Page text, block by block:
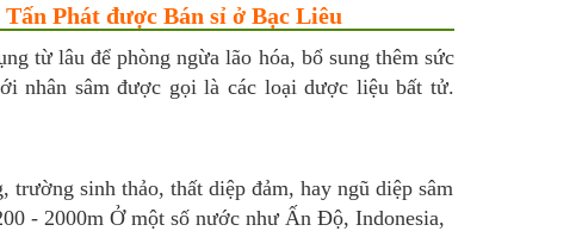
Phát được Bán sỉ ở Bạc Liêu
từ lâu để phòng ngừa lão hóa, bổ sung thêm sức
nhân sâm được gọi là các loại dược liệu bất tử.
sinh thảo, thất diệp đảm, hay ngũ diệp sâm
- 2000m Ở một số nước như Ấn Độ, Indonesia,